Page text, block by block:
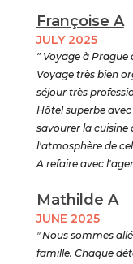
Françoise A
JULY 2025
" Voyage à Prague
Voyage très bien
séjour très
Hôtel superbe
savourer la cuisine
l'atmosphère de
A refaire avec
Mathilde A
JUNE 2025
"Nous sommes
famille. Chaque